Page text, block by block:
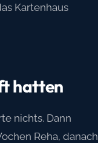
Kartenhaus
hatten
nichts. Dann
Reha, danach